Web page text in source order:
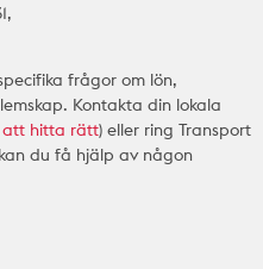
frågor om lön,
Kontakta din lokala
att hitta rätt) eller ring Transport
du få hjälp av någon